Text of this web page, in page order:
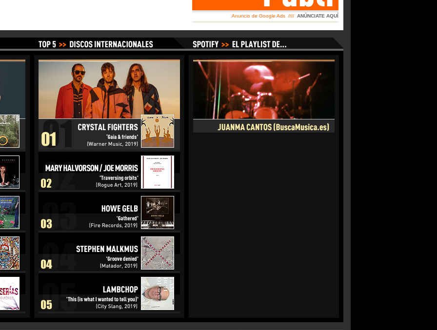
Anuncio de Google Ads //// ANÚNCIATE AQUÍ